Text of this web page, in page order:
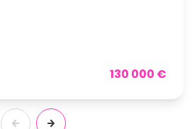
130 000 €